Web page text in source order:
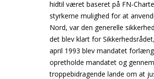
hidtil været baseret på FN-
styrkerne mulighed for at
Nord, var den generelle
det blev klart for
april 1993 blev mandatet
opretholde mandatet og
troppebidragende lande om at